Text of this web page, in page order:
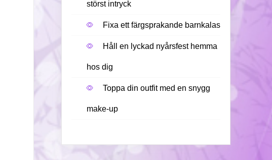
störst intryck
Fixa ett färgsprakande barnkalas
Håll en lyckad nyårsfest hemma
hos dig
Toppa din outfit med en snygg
make-up